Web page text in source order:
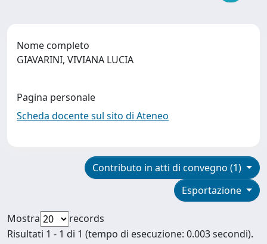
Nome completo
GIAVARINI, VIVIANA LUCIA
Pagina personale
Scheda docente sul sito di Ateneo
Contributo in atti di convegno (1)
Esportazione
Mostra
records
Risultati 1 - 1 di 1 (tempo di esecuzione: 0.003 secondi).